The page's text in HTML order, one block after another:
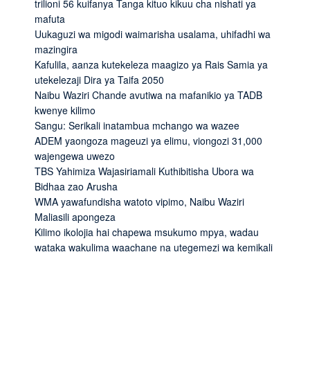
trilioni 56 kuifanya Tanga kituo kikuu cha nishati ya
mafuta
Uukaguzi wa migodi waimarisha usalama, uhifadhi wa
mazingira
Kafulila, aanza kutekeleza maagizo ya Rais Samia ya
utekelezaji Dira ya Taifa 2050
Naibu Waziri Chande avutiwa na mafanikio ya TADB
kwenye kilimo
Sangu: Serikali inatambua mchango wa wazee
ADEM yaongoza mageuzi ya elimu, viongozi 31,000
wajengewa uwezo
TBS Yahimiza Wajasiriamali Kuthibitisha Ubora wa
Bidhaa zao Arusha
WMA yawafundisha watoto vipimo, Naibu Waziri
Maliasili apongeza
Kilimo ikolojia hai chapewa msukumo mpya, wadau
wataka wakulima waachane na utegemezi wa kemikali